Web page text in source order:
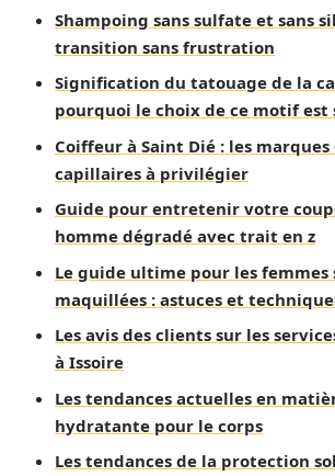
Shampoing sans sulfate et sans
transition sans frustration
Signification du tatouage de la
pourquoi le choix de ce motif est
Coiffeur à Saint Dié : les
capillaires à privilégier
Guide pour entretenir votre
homme dégradé avec trait en z
Le guide ultime pour les femmes
maquillées : astuces et
Les avis des clients sur les
à Issoire
Les tendances actuelles en
hydratante pour le corps
Les tendances de la protection